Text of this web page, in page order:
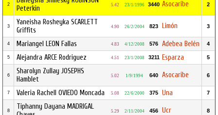
2
Peterkin
5.42 23/1/1996 3440 Asocaribe 2
3
Yaneisha Rosheyka SCARLETT
Griffits
4.90 26/2/2004 823 Limón 3
4 Mariangel LEON Fallas 4.83 4/12/2008 576 Adebea Belén 4
5 Alejandra ARCE Rodriguez 4.51 23/1/2008 3211 Esparza 5
6
Sharolyn Zullay JOSEPHS
Hamblet
5.02 1/9/1994 640 Asocaribe 6
7 Valeria Rachell OVIEDO Moncada 5.08 22/6/2000 375 Una 7
8
Tiphanny Dayana MADRIGAL
5.29 2/11/2004 456 Ucr 8